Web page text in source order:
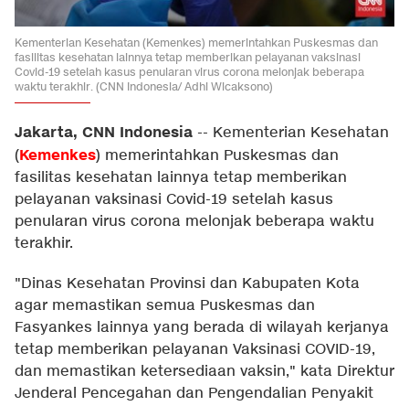
Kementerian Kesehatan (Kemenkes) memerintahkan Puskesmas dan
fasilitas kesehatan lainnya tetap memberikan pelayanan vaksinasi
Covid-19 setelah kasus penularan virus corona melonjak beberapa
waktu terakhir. (CNN Indonesia/ Adhi Wicaksono)
Jakarta, CNN Indonesia -- Kementerian Kesehatan
(Kemenkes) memerintahkan Puskesmas dan
fasilitas kesehatan lainnya tetap memberikan
pelayanan vaksinasi Covid-19 setelah kasus
penularan virus corona melonjak beberapa waktu
terakhir.
"Dinas Kesehatan Provinsi dan Kabupaten Kota
agar memastikan semua Puskesmas dan
Fasyankes lainnya yang berada di wilayah kerjanya
tetap memberikan pelayanan Vaksinasi COVID-19,
dan memastikan ketersediaan vaksin," kata Direktur
Jenderal Pencegahan dan Pengendalian Penyakit